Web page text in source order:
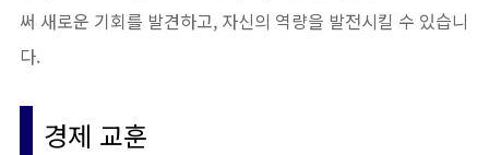
써 새로운 기회를 발견하고, 자신의 역량을 발전시킬 수 있습니
다.
경제 교훈